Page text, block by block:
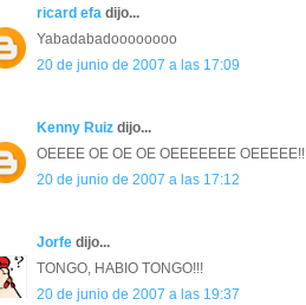
ricard efa dijo...
Yabadabadoooooooo
20 de junio de 2007 a las 17:09
Kenny Ruiz dijo...
OEEEE OE OE OE OEEEEEEE OEEEEE!!
20 de junio de 2007 a las 17:12
Jorfe dijo...
TONGO, HABIO TONGO!!!
20 de junio de 2007 a las 19:37